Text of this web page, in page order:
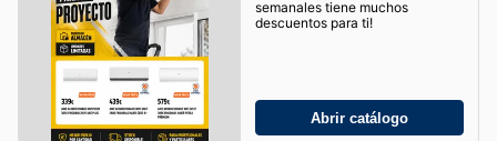
semanales tiene muchos
descuentos para ti!
Abrir catálogo